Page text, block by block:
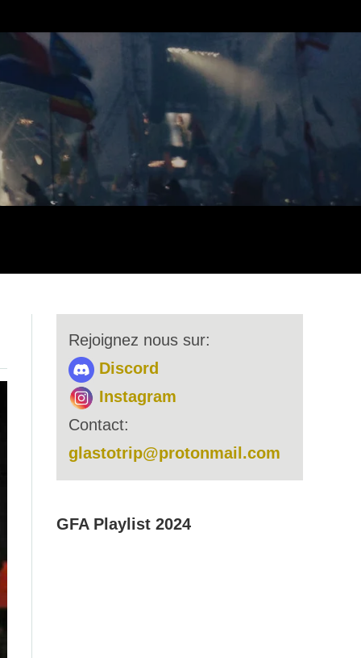
Rejoignez nous sur:
Discord
Instagram
Contact:
glastotrip@protonmail.com
GFA Playlist 2024